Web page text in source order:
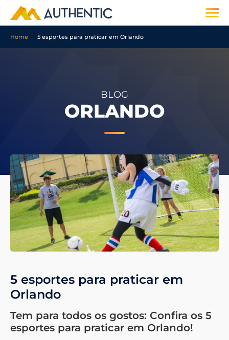
Home 5 esportes para praticar em Orlando
BLOG
ORLANDO
5 esportes para praticar em
Orlando
Tem para todos os gostos: Confira os 5
esportes para praticar em Orlando!